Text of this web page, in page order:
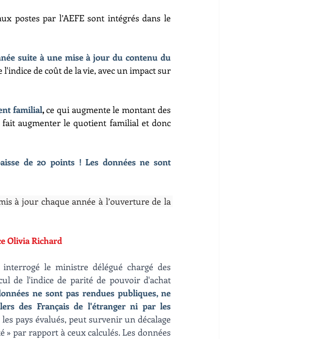
postes par l’AEFE sont intégrés dans le
suite à une mise à jour du contenu du
l'indice de coût de la vie, avec un impact sur
familial, ce qui augmente le montant des
fait augmenter le quotient familial et donc
de 20 points ! Les données ne sont
à jour chaque année à l’ouverture de la
Olivia Richard
le ministre délégué chargé des
de l'indice de parité de pouvoir d'achat
ne sont pas rendues publiques, ne
des Français de l'étranger ni par les
pays évalués, peut survenir un décalage
» par rapport à ceux calculés. Les données